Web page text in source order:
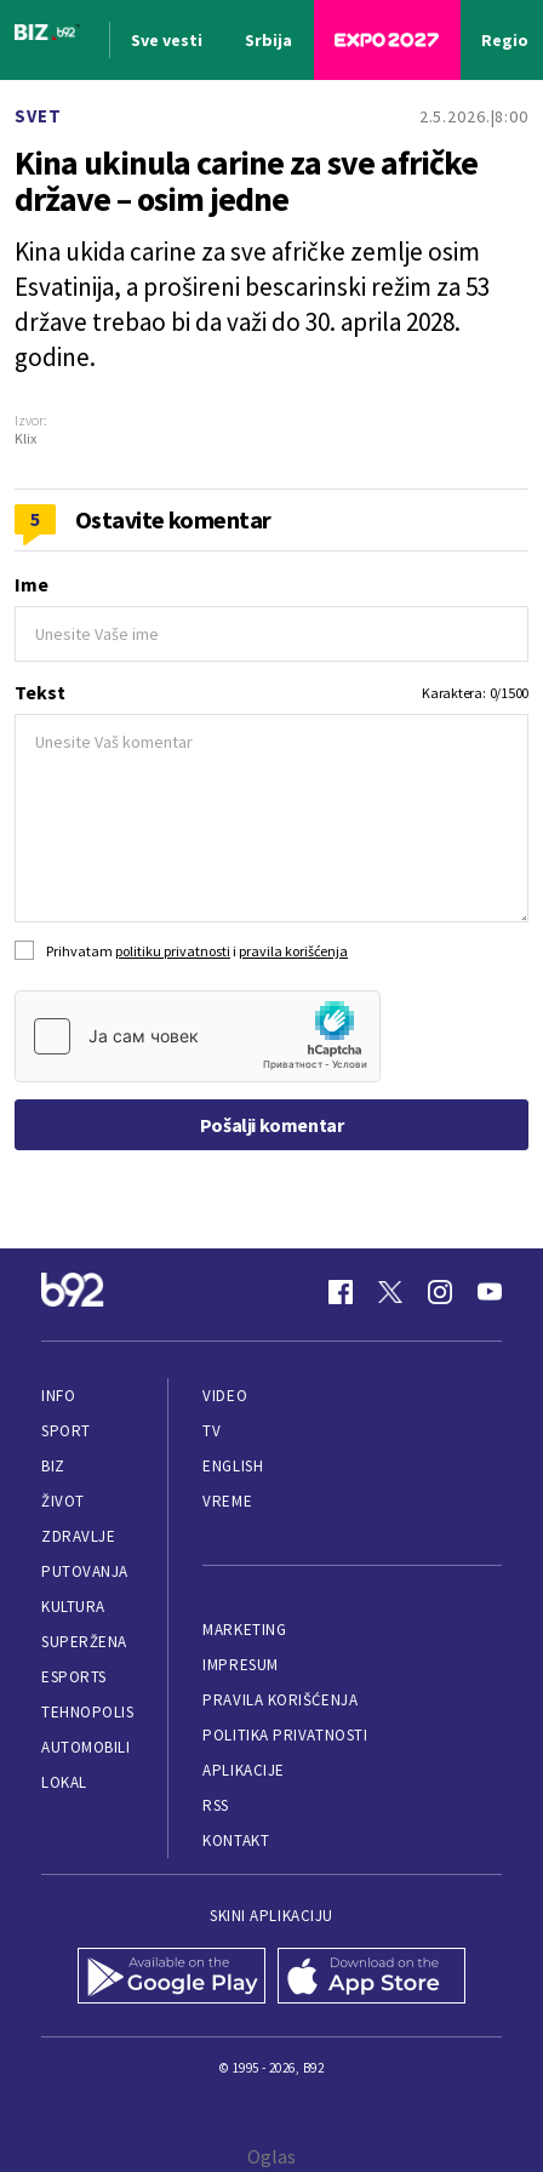
Sve vesti Srbija Region
SVET 2.5.2026. 8:00
Kina ukinula carine za sve afričke
države – osim jedne
Kina ukida carine za sve afričke zemlje osim
Esvatinija, a prošireni bescarinski režim za 53
države trebao bi da važi do 30. aprila 2028.
godine.
Izvor:
Klix
5 Ostavite komentar
Ime
Tekst Karaktera: 0/1500
Prihvatam politiku privatnosti i pravila korišćenja
Pošalji komentar
INFO
SPORT
BIZ
ŽIVOT
ZDRAVLJE
PUTOVANJA
KULTURA
SUPERŽENA
ESPORTS
TEHNOPOLIS
AUTOMOBILI
LOKAL
VIDEO
TV
ENGLISH
VREME
MARKETING
IMPRESUM
PRAVILA KORIŠĆENJA
POLITIKA PRIVATNOSTI
APLIKACIJE
RSS
KONTAKT
SKINI APLIKACIJU
© 1995 - 2026, B92